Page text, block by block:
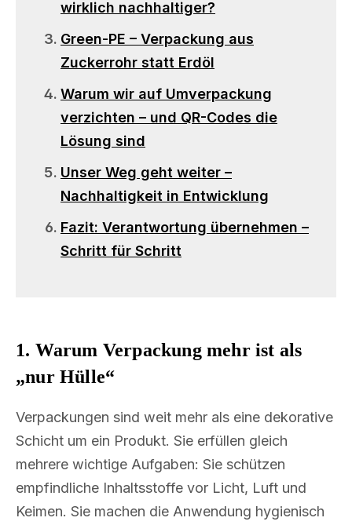
wirklich nachhaltiger?
Green-PE – Verpackung aus
Zuckerrohr statt Erdöl
Warum wir auf Umverpackung
verzichten – und QR-Codes die
Lösung sind
Unser Weg geht weiter –
Nachhaltigkeit in Entwicklung
Fazit: Verantwortung übernehmen –
Schritt für Schritt
1. Warum Verpackung mehr ist als
„nur Hülle“
Verpackungen sind weit mehr als eine dekorative
Schicht um ein Produkt. Sie erfüllen gleich
mehrere wichtige Aufgaben: Sie schützen
empfindliche Inhaltsstoffe vor Licht, Luft und
Keimen. Sie machen die Anwendung hygienisch